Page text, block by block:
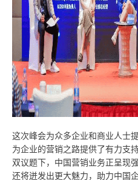
这次峰会为众多企业和商业人士
为企业的营销之路提供了有力支
双议题下，中国营销业务正呈现
还将迸发出更大魅力，助力中国